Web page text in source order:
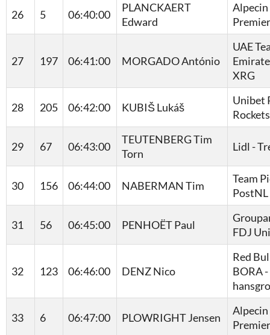
26 5 06:40:00
PLANCKAERT
Edward
Alpecin
27 197 06:41:00 MORGADO António
UAE
XRG
28 205 06:42:00 KUBIŠ Lukáš
Unibet
Rockets
29 67 06:43:00
TEUTENBERG Tim
Torn
Lidl -
30 156 06:44:00 NABERMAN Tim
Team
PostNL
31 56 06:45:00 PENHOËT Paul
FDJ
32 123 06:46:00 DENZ Nico
Red
BORA -
33 6 06:47:00 PLOWRIGHT Jensen
Alpecin